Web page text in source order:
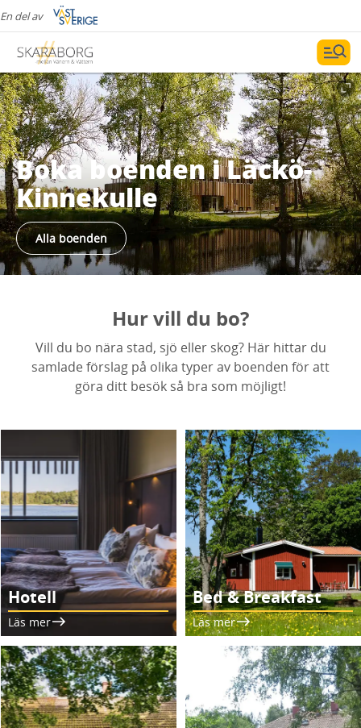
En del av
Boka boenden i Läckö-
Kinnekulle
Alla boenden
Hur vill du bo?
Vill du bo nära stad, sjö eller skog? Här hittar du
samlade förslag på olika typer av boenden för att
göra ditt besök så bra som möjligt!
Hotell
Läs mer
Bed & Breakfast
Läs mer